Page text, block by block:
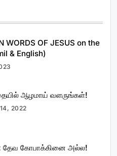
WORDS OF JESUS on the
& English)
ஆழமாய் வளருங்கள்!
2022
தேவ கோபாக்கினை அல்ல!